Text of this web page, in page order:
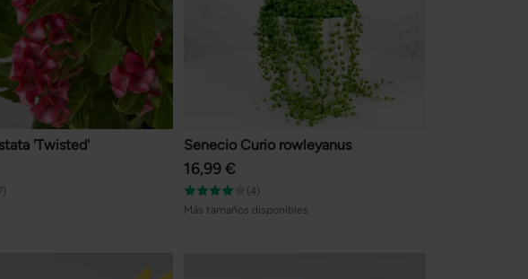
'Twisted' Senecio Curio rowleyanus
16,99 €
(4)
Más tamaños disponibles